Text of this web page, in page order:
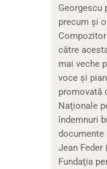
Georgescu
precum şi
către
mai veche
voce şi
promovată
Naţionale
îndemnuri
documente
Jean Feder
Fundaţia